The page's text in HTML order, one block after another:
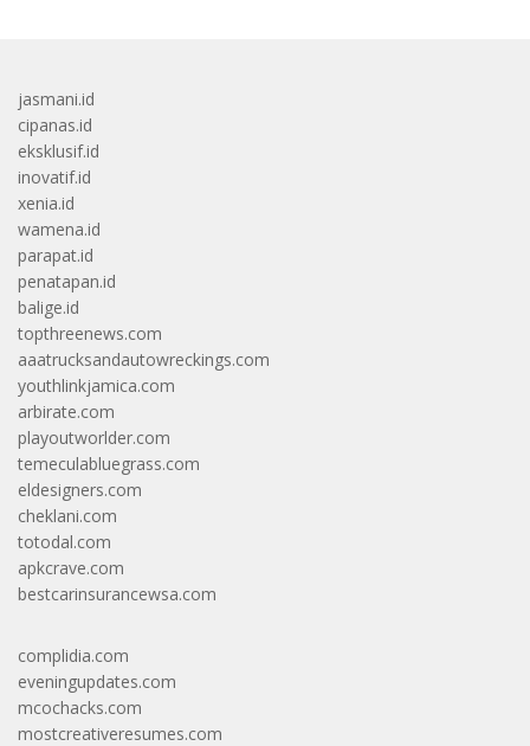
jasmani.id
cipanas.id
eksklusif.id
inovatif.id
xenia.id
wamena.id
parapat.id
penatapan.id
balige.id
topthreenews.com
aaatrucksandautowreckings.com
youthlinkjamica.com
arbirate.com
playoutworlder.com
temeculabluegrass.com
eldesigners.com
cheklani.com
totodal.com
apkcrave.com
bestcarinsurancewsa.com
complidia.com
eveningupdates.com
mcochacks.com
mostcreativeresumes.com